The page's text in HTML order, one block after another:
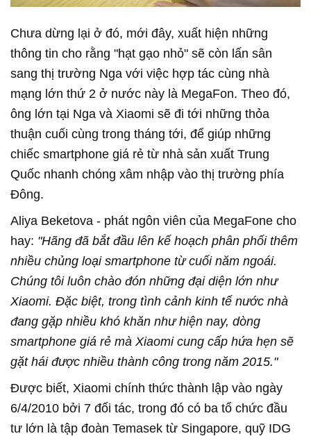
Chưa dừng lại ở đó, mới đây, xuất hiện những
thông tin cho rằng "hạt gạo nhỏ" sẽ còn lấn sân
sang thị trường Nga với việc hợp tác cùng nhà
mạng lớn thứ 2 ở nước này là MegaFon. Theo đó,
ông lớn tại Nga và Xiaomi sẽ đi tới những thỏa
thuận cuối cùng trong tháng tới, để giúp những
chiếc smartphone giá rẻ từ nhà sản xuất Trung
Quốc nhanh chóng xâm nhập vào thị trường phía
Đông.
Aliya Beketova - phát ngôn viên của MegaFone cho
hay: "Hãng đã bắt đầu lên kế hoạch phân phối thêm
nhiều chủng loại smartphone từ cuối năm ngoái.
Chúng tôi luôn chào đón những đại diện lớn như
Xiaomi. Đặc biệt, trong tình cảnh kinh tế nước nhà
đang gặp nhiều khó khăn như hiện nay, dòng
smartphone giá rẻ mà Xiaomi cung cấp hứa hẹn sẽ
gặt hái được nhiều thành công trong năm 2015."
Được biết, Xiaomi chính thức thành lập vào ngày
6/4/2010 bởi 7 đối tác, trong đó có ba tổ chức đầu
tư lớn là tập đoàn Temasek từ Singapore, quỹ IDG